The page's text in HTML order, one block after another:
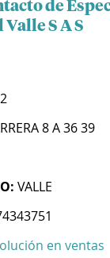
de
S A S
8 A 36 39
VALLE
en ventas